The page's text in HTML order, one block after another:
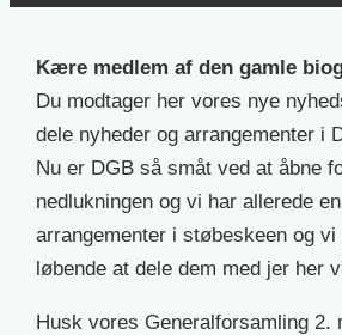
Kære medlem af den gamle
Du modtager her vores nye
dele nyheder og arrangementer i
Nu er DGB så småt ved at åbne
nedlukningen og vi har allerede
arrangementer i støbeskeen og
løbende at dele dem med jer her
Husk vores Generalforsamling 2.